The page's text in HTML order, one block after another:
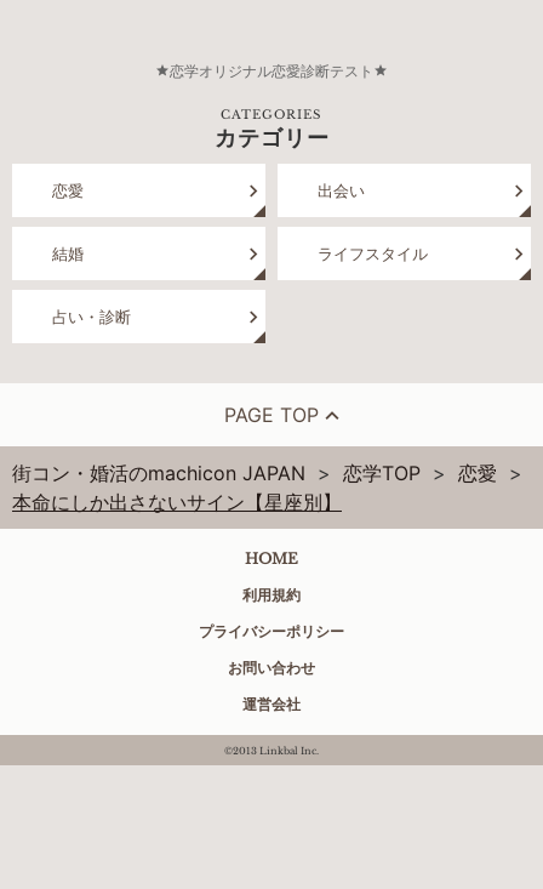
恋学オリジナル恋愛診断テスト
CATEGORIES
カテゴリー
恋愛 出会い
結婚 ライフスタイル
占い・診断
PAGE TOP
街コン・婚活のmachicon JAPAN 恋学TOP
恋愛
本命にしか出さないサイン【星座別】
HOME
利用規約
プライバシーポリシー
お問い合わせ
運営会社
©2013 Linkbal Inc.